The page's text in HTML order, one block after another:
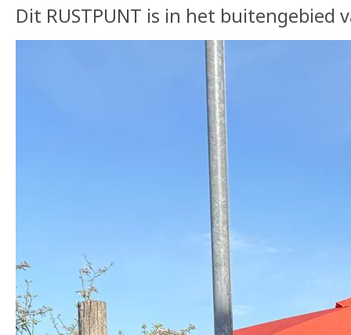
Dit RUSTPUNT is in het buitengebied